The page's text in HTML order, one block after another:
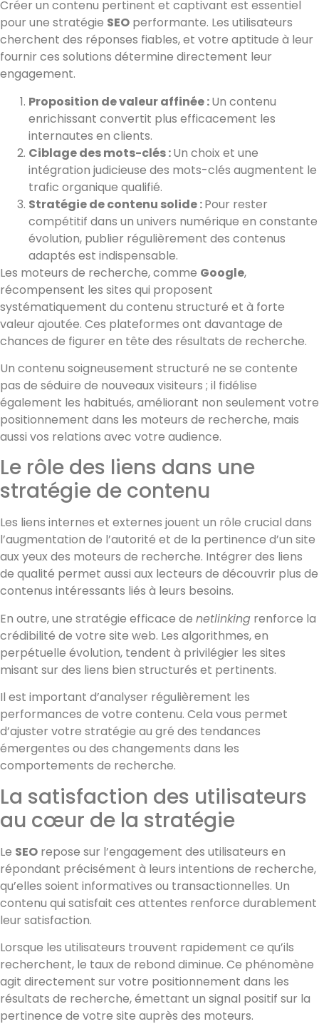
Créer un contenu pertinent et captivant est essentiel
pour une stratégie SEO performante. Les utilisateurs
cherchent des réponses fiables, et votre aptitude à leur
fournir ces solutions détermine directement leur
engagement.
Proposition de valeur affinée :Un contenu
enrichissant convertit plus efficacement les
internautes en clients.
Ciblage des mots-clés :Un choix et une
intégration judicieuse des mots-clés augmentent le
trafic organique qualifié.
Stratégie de contenu solide :Pour rester
compétitif dans un univers numérique en constante
évolution, publier régulièrement des contenus
adaptés est indispensable.
Les moteurs de recherche, comme Google,
récompensent les sites qui proposent
systématiquement du contenu structuré et à forte
valeur ajoutée. Ces plateformes ont davantage de
chances de figurer en tête des résultats de recherche.
Un contenu soigneusement structuré ne se contente
pas de séduire de nouveaux visiteurs ; il fidélise
également les habitués, améliorant non seulement votre
positionnement dans les moteurs de recherche, mais
aussi vos relations avec votre audience.
Le rôle des liens dans une
stratégie de contenu
Les liens internes et externes jouent un rôle crucial dans
l’augmentation de l’autorité et de la pertinence d’un site
aux yeux des moteurs de recherche. Intégrer des liens
de qualité permet aussi aux lecteurs de découvrir plus de
contenus intéressants liés à leurs besoins.
En outre, une stratégie efficace de netlinking renforce la
crédibilité de votre site web. Les algorithmes, en
perpétuelle évolution, tendent à privilégier les sites
misant sur des liens bien structurés et pertinents.
Il est important d’analyser régulièrement les
performances de votre contenu. Cela vous permet
d’ajuster votre stratégie au gré des tendances
émergentes ou des changements dans les
comportements de recherche.
La satisfaction des utilisateurs
au cœur de la stratégie
Le SEO repose sur l’engagement des utilisateurs en
répondant précisément à leurs intentions de recherche,
qu’elles soient informatives ou transactionnelles. Un
contenu qui satisfait ces attentes renforce durablement
leur satisfaction.
Lorsque les utilisateurs trouvent rapidement ce qu’ils
recherchent, le taux de rebond diminue. Ce phénomène
agit directement sur votre positionnement dans les
résultats de recherche, émettant un signal positif sur la
pertinence de votre site auprès des moteurs.